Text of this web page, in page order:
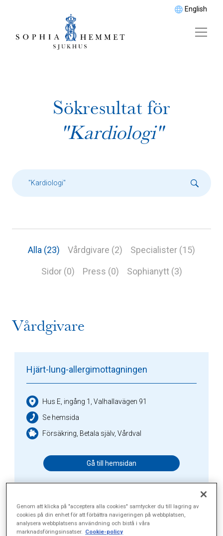
English
Sökresultat för
"Kardiologi"
Alla (23) Vårdgivare (2) Specialister (15)
Sidor (0) Press (0) Sophianytt (3)
Vårdgivare
Hjärt-lung-allergimottagningen
Hus E, ingång 1, Valhallavägen 91
Se hemsida
Försäkring, Betala själv, Vårdval
Gå till hemsidan
eHeart
Genom att klicka på "acceptera alla cookies" samtycker du till lagring av
cookies på din enhet för att förbättra navigeringen på webbplatsen,
analysera webbplatsens användning och bistå i våra
marknadsföringsinsatser. Cookie-policy